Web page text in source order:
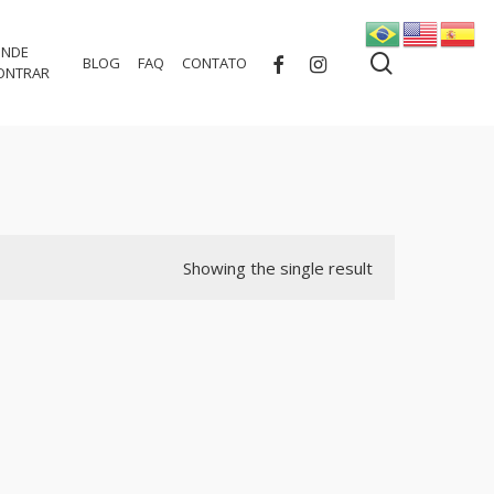
BLOG FAQ CONTATO FACEBOOKINSTAGRAM
Showing the single result